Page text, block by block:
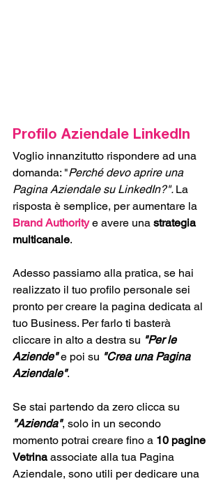
Profilo Aziendale LinkedIn
Voglio innanzitutto rispondere ad una
domanda: "Perché devo aprire una
Pagina Aziendale su LinkedIn?". La
risposta è semplice, per aumentare la
Brand Authority e avere una strategia
multicanale.
Adesso passiamo alla pratica, se hai
realizzato il tuo profilo personale sei
pronto per creare la pagina dedicata al
tuo Business. Per farlo ti basterà
cliccare in alto a destra su "Per le
Aziende" e poi su "Crea una Pagina
Aziendale".
Se stai partendo da zero clicca su
"Azienda", solo in un secondo
momento potrai creare fino a 10 pagine
Vetrina associate alla tua Pagina
Aziendale, sono utili per dedicare una